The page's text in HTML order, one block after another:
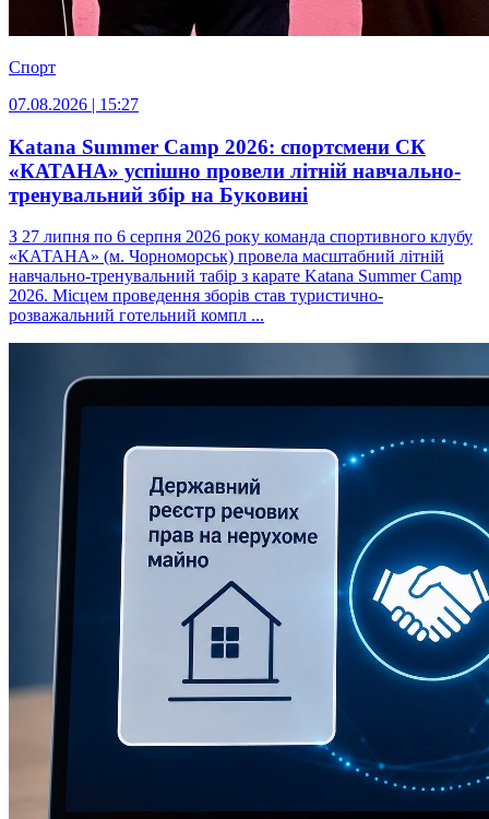
Спорт
07.08.2026 | 15:27
Katana Summer Camp 2026: спортсмени СК
«КАТАНА» успішно провели літній навчально-
тренувальний збір на Буковині
З 27 липня по 6 серпня 2026 року команда спортивного клубу
«КАТАНА» (м. Чорноморськ) провела масштабний літній
навчально-тренувальний табір з карате Katana Summer Camp
2026. Місцем проведення зборів став туристично-
розважальний готельний компл ...